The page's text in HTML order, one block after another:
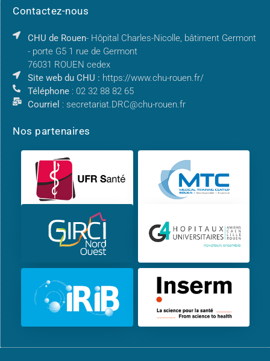
Contactez-nous
CHU de Rouen- Hôpital Charles-Nicolle, bâtiment Germont
- porte G5 1 rue de Germont
76031 ROUEN cedex
Site web du CHU : https://www.chu-rouen.fr/
Téléphone : 02 32 88 82 65
Courriel : secretariat.DRC@chu-rouen.fr
Nos partenaires